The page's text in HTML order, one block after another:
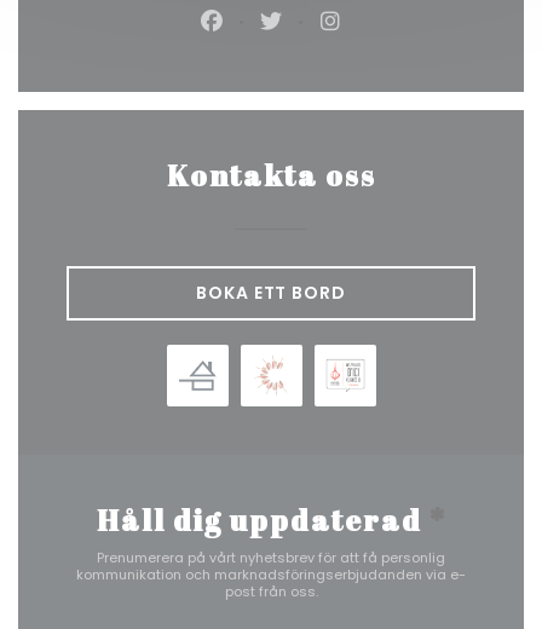
Facebook ((öppnas i ett nytt
Twitter ((öppnas i ett
Instagram
Kontakta oss
BOKA ETT BORD
Håll dig uppdaterad
Prenumerera på vårt nyhetsbrev för att få personlig
kommunikation och marknadsföringserbjudanden via e-
post från oss.